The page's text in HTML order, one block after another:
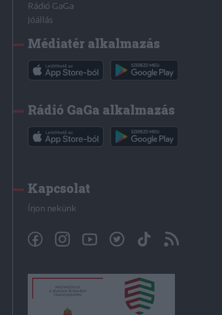
Rádió GaGa
Jóállás
Médiatér alkalmazás
Rádió GaGa alkalmazás
Kapcsolat
Írjon nekünk